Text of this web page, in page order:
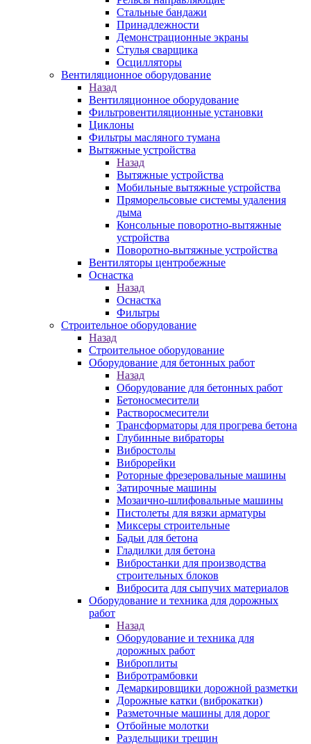
Стальные бандажи
Принадлежности
Демонстрационные экраны
Стулья сварщика
Осцилляторы
Вентиляционное оборудование
Назад
Вентиляционное оборудование
Фильтровентиляционные установки
Циклоны
Фильтры масляного тумана
Вытяжные устройства
Назад
Вытяжные устройства
Мобильные вытяжные устройства
Пряморельсовые системы удаления
дыма
Консольные поворотно-вытяжные
устройства
Поворотно-вытяжные устройства
Вентиляторы центробежные
Оснастка
Назад
Оснастка
Фильтры
Строительное оборудование
Назад
Строительное оборудование
Оборудование для бетонных работ
Назад
Оборудование для бетонных работ
Бетоносмесители
Растворосмесители
Трансформаторы для прогрева бетона
Глубинные вибраторы
Вибростолы
Виброрейки
Роторные фрезеровальные машины
Затирочные машины
Мозаично-шлифовальные машины
Пистолеты для вязки арматуры
Миксеры строительные
Бадьи для бетона
Гладилки для бетона
Вибростанки для производства
строительных блоков
Вибросита для сыпучих материалов
Оборудование и техника для дорожных
работ
Назад
Оборудование и техника для
дорожных работ
Виброплиты
Вибротрамбовки
Демаркировщики дорожной разметки
Дорожные катки (виброкатки)
Разметочные машины для дорог
Отбойные молотки
Раздельщики трещин